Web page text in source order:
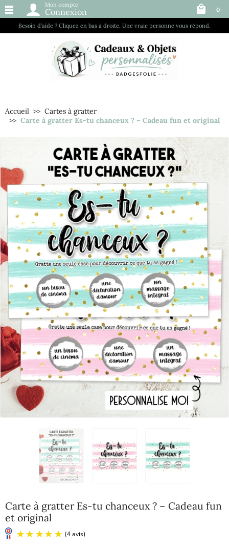
Besoin d’aide ? Cliquez en bas à droite. Une vraie personne vous répond.
Mon compte
Connexion 0
Accueil
Cartes à gratter
Carte à gratter Es-tu chanceux ? – Cadeau fun et original
Carte à gratter Es-tu chanceux ? – Cadeau fun
et original